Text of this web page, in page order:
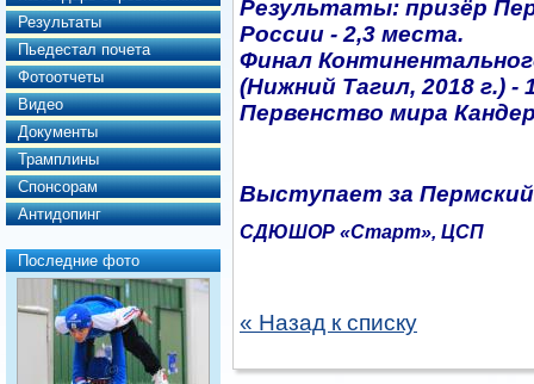
Результаты
Пьедестал почета
Фотоотчеты
Видео
Документы
Трамплины
Спонсорам
Антидопинг
Последние фото
Результаты: призёр
России - 2,3 места.
Финал
(Нижний Тагил, 2018 г.) -
Первенство мира
Выступает за
СДЮШОР «Старт», ЦСП
« Назад к списку